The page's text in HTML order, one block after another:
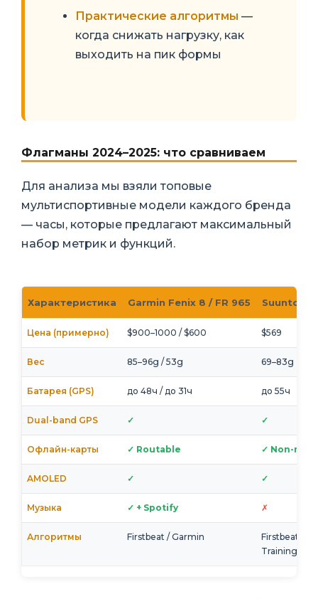
Практические алгоритмы —
когда снижать нагрузку, как
выходить на пик формы
Флагманы 2024–2025: что сравниваем
Для анализа мы взяли топовые
мультиспортивные модели каждого бренда
— часы, которые предлагают максимальный
набор метрик и функций.
Характеристика Garmin Fenix 8 / FR 965 Suunto
Цена (примерно) $900–1000 / $600 $569
Вес 85–96g / 53g 69–83g
Батарея (GPS) до 48ч / до 31ч до 55ч
Dual-band GPS ✓ ✓
Офлайн-карты ✓ Routable ✓ Non-
AMOLED ✓ ✓
Музыка ✓ + Spotify ✗
Алгоритмы Firstbeat / Garmin
Firstbeat +